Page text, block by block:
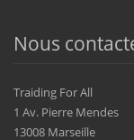
Nous
Traiding For All
1 Av. Pierre Mendes
13008 Marseille